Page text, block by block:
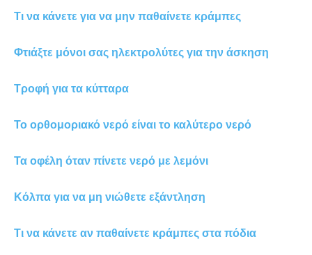
Τι να κάνετε για να μην παθαίνετε κράμπες
Φτιάξτε μόνοι σας ηλεκτρολύτες για την άσκηση
Τροφή για τα κύτταρα
Το ορθομοριακό νερό είναι το καλύτερο νερό
Τα οφέλη όταν πίνετε νερό με λεμόνι
Κόλπα για να μη νιώθετε εξάντληση
Τι να κάνετε αν παθαίνετε κράμπες στα πόδια